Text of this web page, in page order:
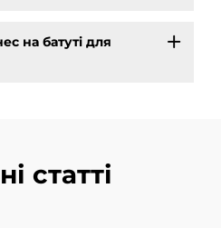
на батуті для
статті